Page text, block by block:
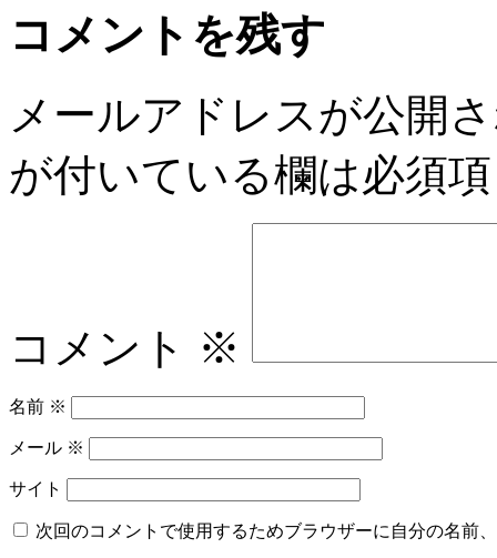
コメントを残す
メールアドレスが公開
が付いている欄は必須
コメント ※
名前 ※
メール ※
サイト
次回のコメントで使用するためブラウザーに自分の名前